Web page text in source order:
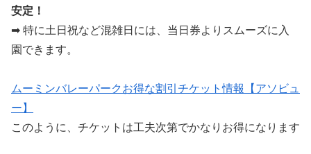
安定！
➡ 特に土日祝など混雑日には、当日券よりスムーズに入
園できます。
ムーミンバレーパークお得な割引チケット情報【アソビュ
ー】
このように、チケットは工夫次第でかなりお得になります